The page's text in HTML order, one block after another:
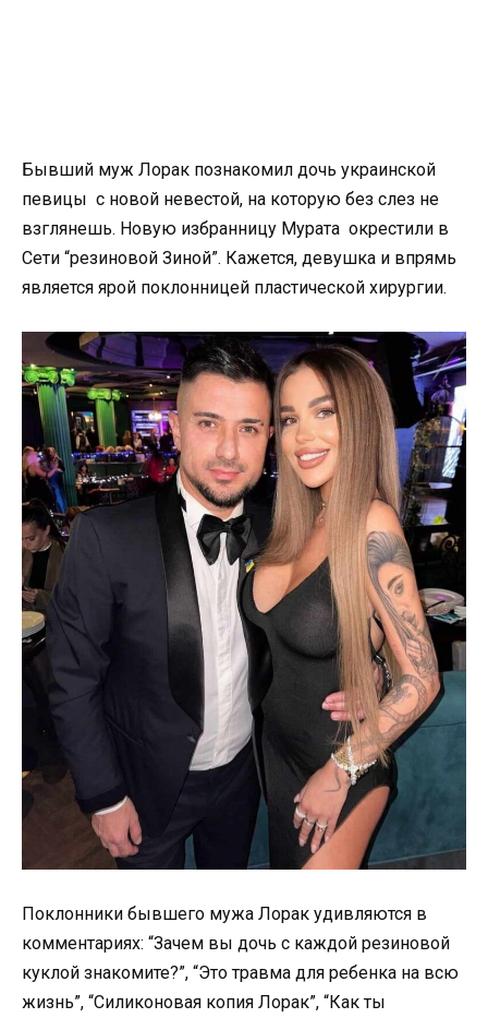
Бывший муж Лорак познакомил дочь украинской
певицы с новой невестой, на которую без слез не
взглянешь. Новую избранницу Мурата окрестили в
Сети “резиновой Зиной”. Кажется, девушка и впрямь
является ярой поклонницей пластической хирургии.
Поклонники бывшего мужа Лорак удивляются в
комментариях: “Зачем вы дочь с каждой резиновой
куклой знакомите?”, “Это травма для ребенка на всю
жизнь”, “Силикoнoвaя копия Лорак”, “Как ты